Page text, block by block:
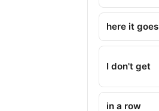
here it goes
I don't get
in a row